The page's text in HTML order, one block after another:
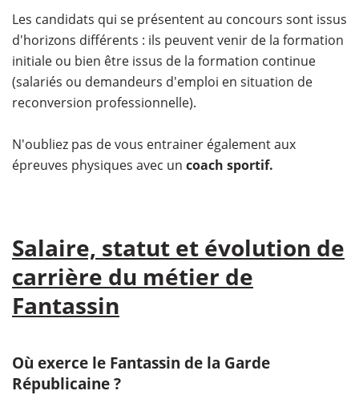
Les candidats qui se présentent au concours sont issus
d'horizons différents : ils peuvent venir de la formation
initiale ou bien être issus de la formation continue
(salariés ou demandeurs d'emploi en situation de
reconversion professionnelle).
N'oubliez pas de vous entrainer également aux
épreuves physiques avec un coach sportif.
Salaire, statut et évolution de
carrière du métier de
Fantassin
Où exerce le Fantassin de la Garde
Républicaine ?